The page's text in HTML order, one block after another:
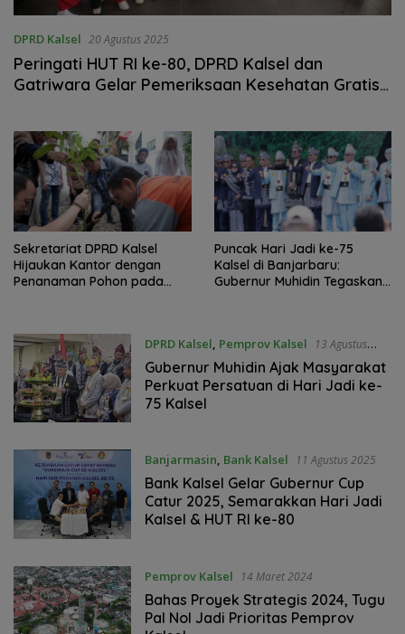
DPRD Kalsel 20 Agustus 2025
Peringati HUT RI ke-80, DPRD Kalsel dan
Gatriwara Gelar Pemeriksaan Kesehatan Gratis
Sekretariat DPRD Kalsel
Hijaukan Kantor dengan
Penanaman Pohon pada
Puncak Hari Jadi ke-75
Kalsel di Banjarbaru:
Gubernur Muhidin Tegaskan
DPRD Kalsel, Pemprov Kalsel
13 Agustus
2025
Gubernur Muhidin Ajak Masyarakat
Perkuat Persatuan di Hari Jadi ke-
75 Kalsel
Banjarmasin, Bank Kalsel 11 Agustus 2025
Bank Kalsel Gelar Gubernur Cup
Catur 2025, Semarakkan Hari Jadi
Kalsel & HUT RI ke-80
Pemprov Kalsel 14 Maret 2024
Bahas Proyek Strategis 2024, Tugu
Pal Nol Jadi Prioritas Pemprov